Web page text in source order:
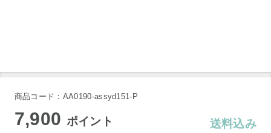
商品コード：AA0190-assyd151-P
7,900 ポイント 送料込み